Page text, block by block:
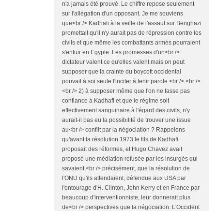
n'a jamais été prouvé. Le chiffre repose seulement
sur l'allégation d'un opposant. Je me souviens
que<br /> Kadhafi à la veille de l'assaut sur Benghazi
promettait qu'il n'y aurait pas de répression contre les
civils et que même les combattants armés pourraient
s'enfuir en Egypte. Les promesses d'un<br />
dictateur valent ce qu'elles valent mais on peut
supposer que la crainte du boycott occidental
pouvait à soi seule l'inciter à tenir parole.<br /> <br />
<br /> 2) à supposer même que l'on ne fasse pas
confiance à Kadhafi et que le régime soit
effectivement sanguinaire à l'égard des civils, n'y
aurait-il pas eu la possibilité de trouver une issue
au<br /> conflit par la négociation ? Rappelons
qu'avant la résolution 1973 le fils de Kadhafi
proposait des réformes, et Hugo Chavez avait
proposé une médiation refusée par les insurgés qui
savaient,<br /> précisément, que la résolution de
l'ONU qu'ils attendaient, défendue aux USA par
l'entourage d'H. Clinton, John Kerry et en France par
beaucoup d'interventionniste, leur donnerait plus
de<br /> perspectives que la négociation. L'Occident